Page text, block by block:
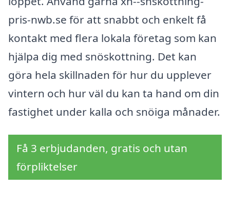
pris-nwb.se för att snabbt och enkelt få
kontakt med flera lokala företag som kan
hjälpa dig med snöskottning. Det kan
göra hela skillnaden för hur du upplever
vintern och hur väl du kan ta hand om din
fastighet under kalla och snöiga månader.
Få 3 erbjudanden, gratis och utan
förpliktelser